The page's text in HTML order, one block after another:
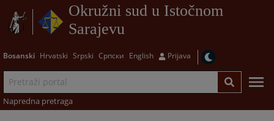
Okružni sud u Istočnom
Sarajevu
Bosanski Hrvatski Srpski Српски English Prijava
Napredna pretraga